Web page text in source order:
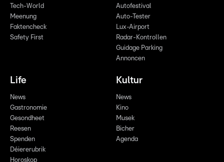
Tech-World
Meenung
Faktencheck
Safety First
Autofestival
Auto-Tester
Lux-Airport
Radar-Kontrollen
Guidage Parking
Annoncen
Life
News
Gastronomie
Gesondheet
Reesen
Spenden
Déiererubrik
Horoskop
Kultur
News
Kino
Musek
Bicher
Agenda